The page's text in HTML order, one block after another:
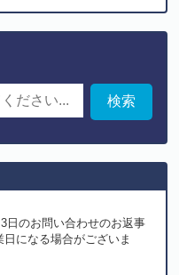
日のお問い合わせのお返事
になる場合がございま